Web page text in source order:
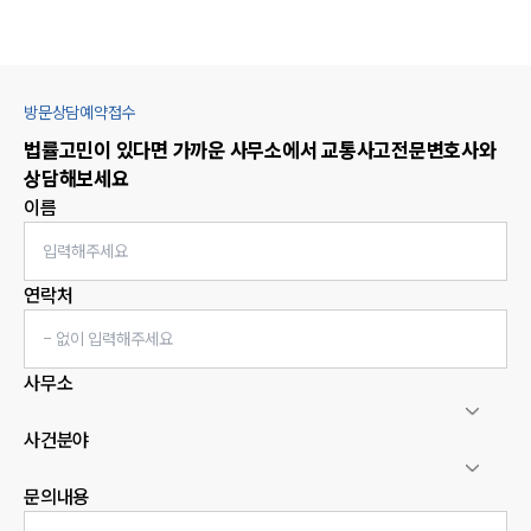
방문상담예약접수
법률고민이 있다면 가까운 사무소에서 교통사고전문변호사와
상담해보세요
이름
연락처
사무소
사건분야
문의내용